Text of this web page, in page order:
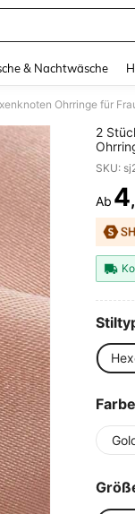
& Nachtwäsche
Ohrringe für
2
SKU:
Ab 4
Farbe